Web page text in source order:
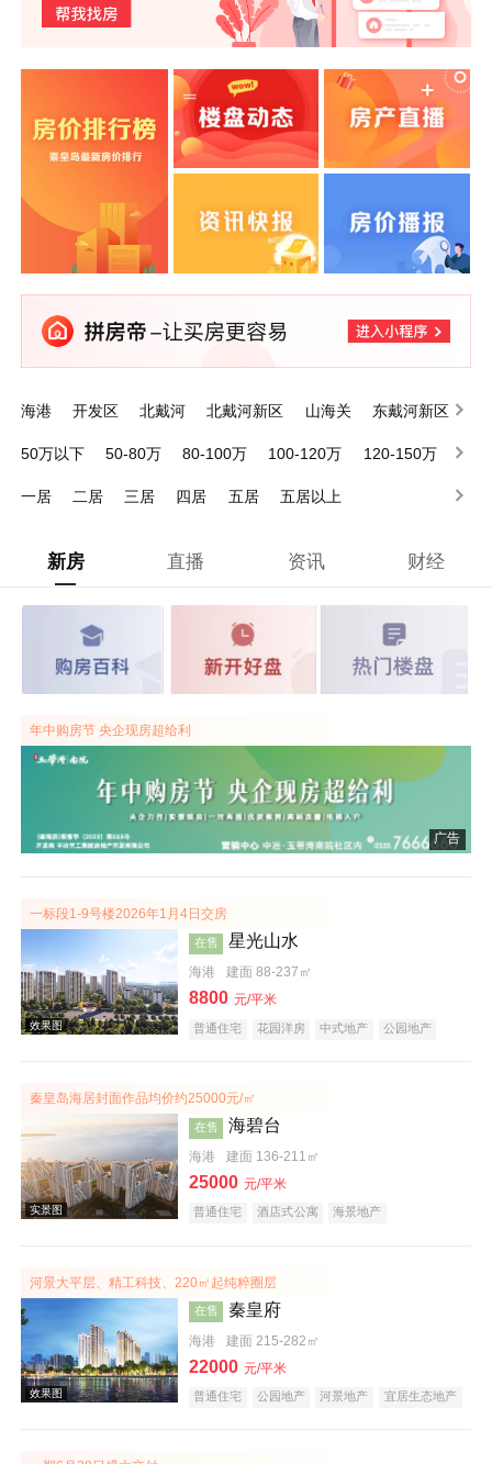
海港 开发区 北戴河 北戴河新区 山海关
东戴河新区
50万以下
50-80万 80-100万 100-120万
120-150万
一居
二居 三居 四居 五居 五居以上
新房 直播 资讯 财经
年中购房节 央企现房超给利
广告
一标段1-9号楼2026年1月4日交房
在售 星光山水
海港 建面 88-237㎡
8800 元/平米
普通住宅 花园洋房 中式地产
公园地产
秦皇岛海居封面作品均价约25000元/㎡
在售 海碧台
海港 建面 136-211㎡
25000 元/平米
普通住宅 酒店式公寓 海景地产
河景大平层、精工科技、220㎡起纯粹圈层
在售 秦皇府
海港 建面 215-282㎡
22000 元/平米
普通住宅 公园地产 河景地产
宜居生态地产